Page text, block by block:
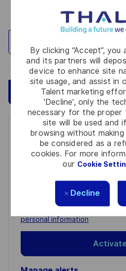
By clicking “Accept”,
and its partners will
device to enhance site
site usage, and assist in
Talent marketing
'Decline', only the
necessary for the
site will be used and
browsing without
be considered as a
cookies. For more
our Cookie
Decline
Apply Now
Get notified for
You'll receive updates once a
(Required)
Review and agree to the
personal information
Activate